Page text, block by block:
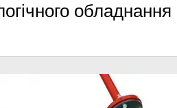
обладнання